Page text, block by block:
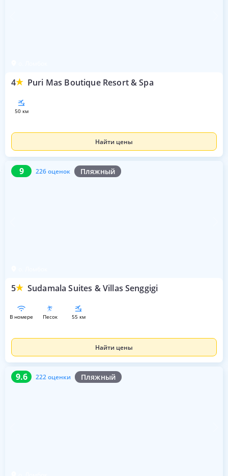
4 Puri Mas Boutique Resort & Spa
50 км
Найти цены
9 226 оценок Пляжный
5 Sudamala Suites & Villas Senggigi
9 226 оценок
в номере песок 55 км
Найти цены
9.6 222 оценки Пляжный
9.6 222 оценки